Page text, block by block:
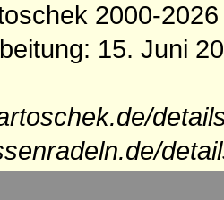
2000-2026
15. Juni